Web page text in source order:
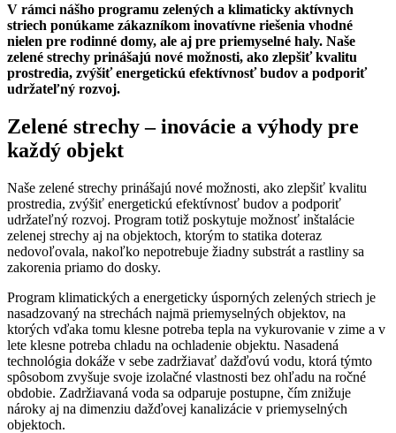
V rámci nášho programu zelených a klimaticky aktívnych
striech ponúkame zákazníkom inovatívne riešenia vhodné
nielen pre rodinné domy, ale aj pre priemyselné haly. Naše
zelené strechy prinášajú nové možnosti, ako zlepšiť kvalitu
prostredia, zvýšiť energetickú efektívnosť budov a podporiť
udržateľný rozvoj.
Zelené strechy – inovácie a výhody pre
každý objekt
Naše zelené strechy prinášajú nové možnosti, ako zlepšiť kvalitu
prostredia, zvýšiť energetickú efektívnosť budov a podporiť
udržateľný rozvoj. Program totiž poskytuje možnosť inštalácie
zelenej strechy aj na objektoch, ktorým to statika doteraz
nedovoľovala, nakoľko nepotrebuje žiadny substrát a rastliny sa
zakorenia priamo do dosky.
Program klimatických a energeticky úsporných zelených striech je
nasadzovaný na strechách najmä priemyselných objektov, na
ktorých vďaka tomu klesne potreba tepla na vykurovanie v zime a v
lete klesne potreba chladu na ochladenie objektu. Nasadená
technológia dokáže v sebe zadržiavať dažďovú vodu, ktorá týmto
spôsobom zvyšuje svoje izolačné vlastnosti bez ohľadu na ročné
obdobie. Zadržiavaná voda sa odparuje postupne, čím znižuje
nároky aj na dimenziu dažďovej kanalizácie v priemyselných
objektoch.